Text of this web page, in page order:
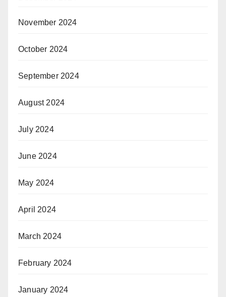
November 2024
October 2024
September 2024
August 2024
July 2024
June 2024
May 2024
April 2024
March 2024
February 2024
January 2024